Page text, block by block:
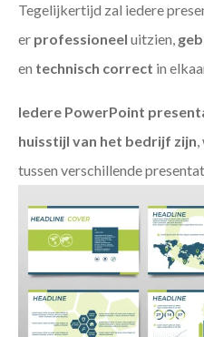
Tegelijkertijd zal iedere
er professioneel uitzien,
en technisch correct in
Iedere PowerPoint
huisstijl van het bedrijf zijn
tussen verschillende